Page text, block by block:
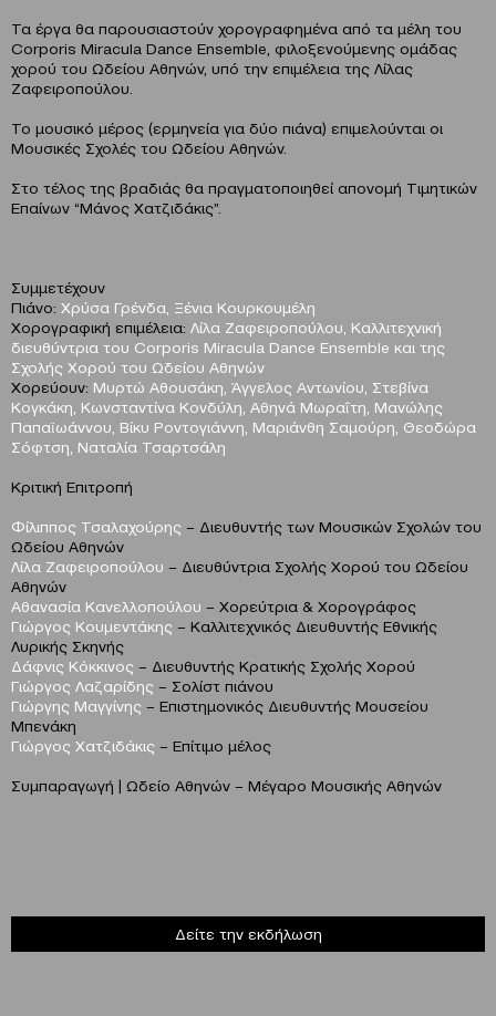
Τα έργα θα παρουσιαστούν χορογραφημένα από τα μέλη του
Corporis Miracula Dance Ensemble, φιλοξενούμενης ομάδας
χορού του Ωδείου Αθηνών, υπό την επιμέλεια της Λίλας
Ζαφειροπούλου.
Το μουσικό μέρος (ερμηνεία για δύο πιάνα) επιμελούνται οι
Μουσικές Σχολές του Ωδείου Αθηνών.
Στο τέλος της βραδιάς θα πραγματοποιηθεί απονομή Τιμητικών
Επαίνων “Μάνος Χατζιδάκις”.
Συμμετέχουν
Πιάνο: Χρύσα Γρένδα, Ξένια Κουρκουμέλη
Χορογραφική επιμέλεια: Λίλα Ζαφειροπούλου, Καλλιτεχνική
διευθύντρια του Corporis Miracula Dance Ensemble και της
Σχολής Χορού του Ωδείου Αθηνών
Χορεύουν: Μυρτώ Αθουσάκη, Άγγελος Αντωνίου, Στεβίνα
Κογκάκη, Κωνσταντίνα Κονδύλη, Αθηνά Μωραΐτη, Μανώλης
Παπαϊωάννου, Βίκυ Ροντογιάννη, Μαριάνθη Σαμούρη, Θεοδώρα
Σόφτση, Ναταλία Τσαρτσάλη
Κριτική Επιτροπή
Φίλιππος Τσαλαχούρης – Διευθυντής των Μουσικών Σχολών του
Ωδείου Αθηνών
Λίλα Ζαφειροπούλου – Διευθύντρια Σχολής Χορού του Ωδείου
Αθηνών
Αθανασία Κανελλοπούλου – Χορεύτρια & Χορογράφος
Γιώργος Κουμεντάκης – Καλλιτεχνικός Διευθυντής Εθνικής
Λυρικής Σκηνής
Δάφνις Κόκκινος – Διευθυντής Κρατικής Σχολής Χορού
Γιώργος Λαζαρίδης – Σολίστ πιάνου
Γιώργης Μαγγίνης – Επιστημονικός Διευθυντής Μουσείου
Μπενάκη
Γιώργος Χατζιδάκις – Επίτιμο μέλος
Συμπαραγωγή | Ωδείο Αθηνών – Μέγαρο Μουσικής Αθηνών
Δείτε την εκδήλωση